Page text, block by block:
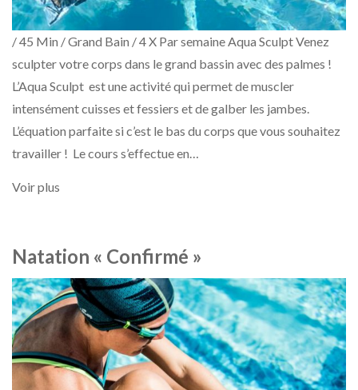
/ 45 Min / Grand Bain / 4 X Par semaine Aqua Sculpt Venez
sculpter votre corps dans le grand bassin avec des palmes !
L’Aqua Sculpt est une activité qui permet de muscler
intensément cuisses et fessiers et de galber les jambes.
L’équation parfaite si c’est le bas du corps que vous souhaitez
travailler ! Le cours s’effectue en…
Voir plus
Natation « Confirmé »